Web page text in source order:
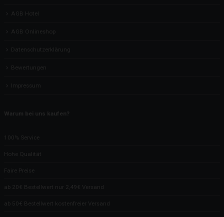
AGB Hotel
AGB Onlineshop
Datenschutzerklärung
Bewertungen
Impressum
Warum bei uns kaufen?
100% Service
Hohe Qualität
Faire Preise
ab 20€ Bestellwert nur 2,49€ Versand
ab 50€ Bestellwert kostenfreier Versand